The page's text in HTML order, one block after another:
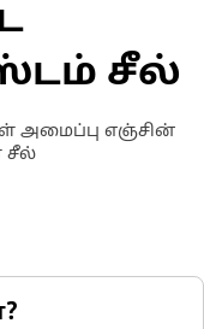
சீல்
அமைப்பு எஞ்சின்
சீல்